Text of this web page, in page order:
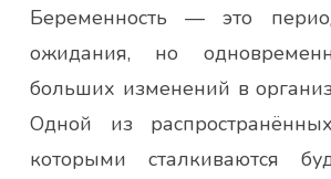
Юлія
Беременность — это
ожидания, но
больших изменений в
Одной из
которыми сталкиваются